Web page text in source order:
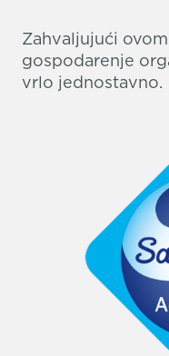
Zahvaljujući
gospodarenje
vrlo jednostavno.